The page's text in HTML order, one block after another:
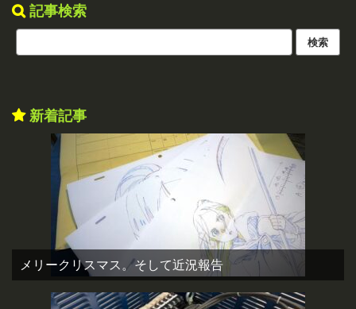
記事検索
新着記事
メリークリスマス。そして近況報告